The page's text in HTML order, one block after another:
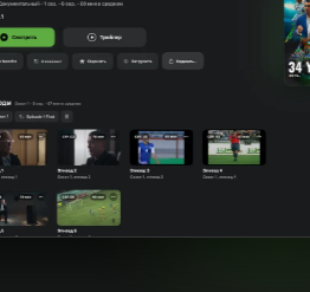
Красавица Гон Шим
Obuna